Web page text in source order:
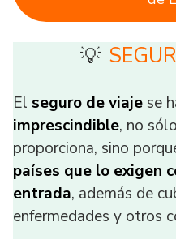
💡
El seguro de viaje se
imprescindible, no
proporciona, sino
países que lo exigen
entrada, además de
enfermedades y otros